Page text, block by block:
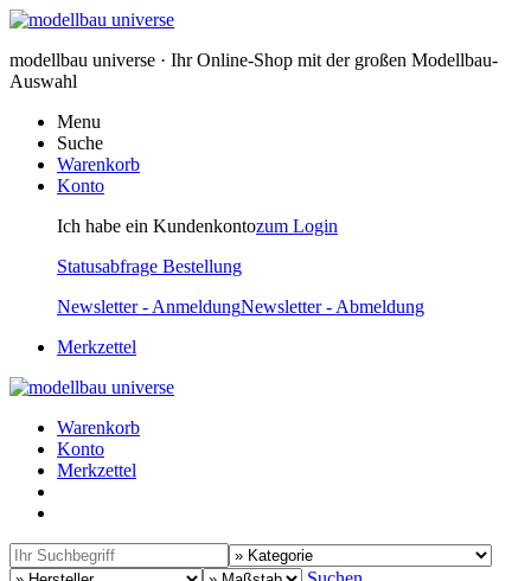
modellbau universe · Ihr Online-Shop mit der großen Modellbau-
Auswahl
Menu
Suche
Warenkorb
Konto
Ich habe ein Kundenkontozum Login
Statusabfrage Bestellung
Newsletter - AnmeldungNewsletter - Abmeldung
Merkzettel
Warenkorb
Konto
Merkzettel